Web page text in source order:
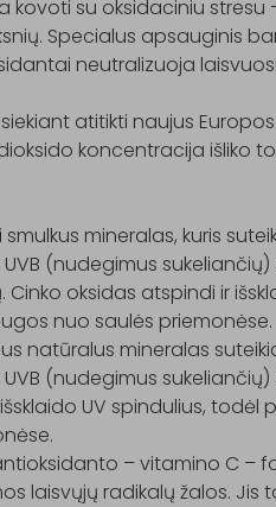
su oksidaciniu stresu
Specialus apsauginis
neutralizuoja
siekiant atitikti naujus
koncentracija išliko
mineralas, kuris
(nudegimus
oksidas atspindi ir
nuo saulės priemonėse.
natūralus mineralas
(nudegimus sukeliančių)
UV spindulius, todėl
– vitamino C –
laisvųjų radikalų žalos. Jis